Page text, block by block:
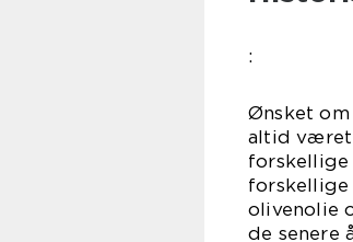
:
Ønsket
altid været
olivenolie
de senere